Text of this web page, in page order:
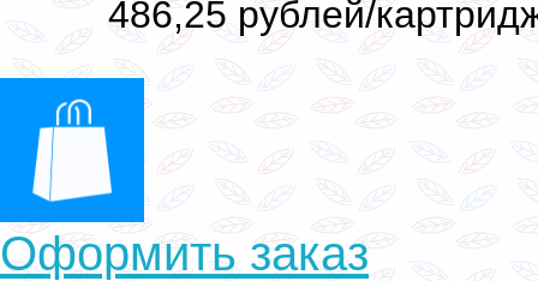
486,25 рублей/
Оформить заказ